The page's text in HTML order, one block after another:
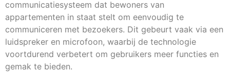
communicatiesysteem dat bewoners van
appartementen in staat stelt om eenvoudig te
communiceren met bezoekers. Dit gebeurt vaak via een
luidspreker en microfoon, waarbij de technologie
voortdurend verbetert om gebruikers meer functies en
gemak te bieden.